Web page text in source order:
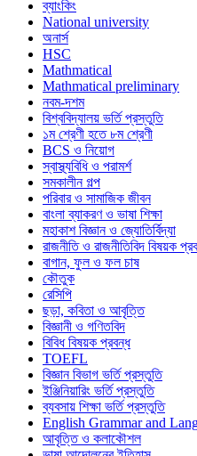
ব্যাংকিং
National university
অনার্স
HSC
Mathmatical
Mathmatical preliminary
নবম-দশম
বিশ্ববিদ্যালয় ভর্তি প্রস্তুতি
১ম শ্রেণী হতে ৮ম শ্রেণী
BCS ও নিয়োগ
স্বাস্থ্যবিধি ও পরামর্শ
সমকালীন গল্প
পরিবার ও সামাজিক জীবন
বাংলা ব্যাকরণ ও ভাষা শিক্ষা
মহাকাশ বিজ্ঞান ও জ্যোতির্বিদ্যা
রাজনীতি ও রাজনীতিবিদ বিষয়ক
বাগান, ফুল ও ফল চাষ
কৌতুক
রেসিপি
ছড়া, কবিতা ও আবৃত্তি
বিজ্ঞানী ও গণিতবিদ
বিবিধ বিষয়ক প্রবন্ধ
TOEFL
বিজ্ঞান বিভাগ ভর্তি প্রস্তুতি
ইঞ্জিনিয়ারিং ভর্তি প্রস্তুতি
ব্যবসায় শিক্ষা ভর্তি প্রস্তুতি
English Grammar and
আবৃত্তি ও কলাকৌশল